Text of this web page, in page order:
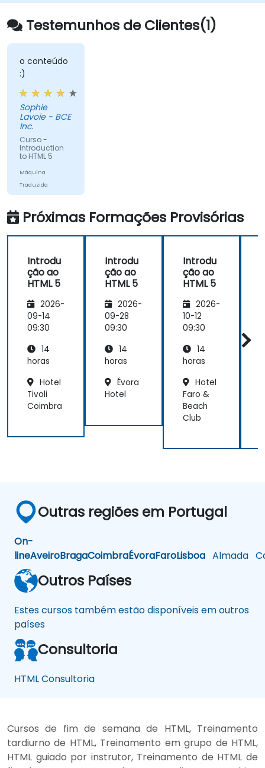
Testemunhos de Clientes(1)
o conteúdo
:)
Sophie
Lavoie - BCE
Inc.
Curso -
Introduction
to HTML 5
Máquina
Traduzida
Próximas Formações Provisórias
Introdu
ção ao
HTML 5
2026-
09-14
09:30
14
horas
Hotel
Tivoli
Coimbra
Introdu
ção ao
HTML 5
2026-
09-28
09:30
14
horas
Évora
Hotel
Introdu
ção ao
HTML 5
2026-
10-12
09:30
14
horas
Hotel
Faro &
Beach
Club
Outras regiões em Portugal
On-
lineAveiroBragaCoimbraÉvoraFaroLisboa Almada
Outros Países
Estes cursos também estão disponíveis em outros
países
Consultoria
HTML Consultoria
Cursos de fim de semana de HTML, Treinamento
tardiurno de HTML, Treinamento em grupo de HTML,
HTML guiado por instrutor, Treinamento de HTML de